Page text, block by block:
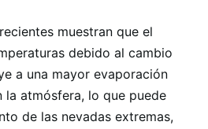
muestran que el
debido al cambio
a una mayor evaporación
la atmósfera, lo que puede
de las nevadas extremas,